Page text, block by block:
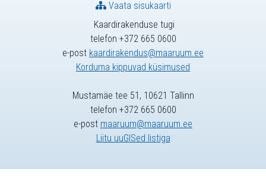
Kaardirakenduse tugi
telefon +372 665 0600
e-post kaardirakendus@maaruum.ee
Korduma kippuvad küsimused
Vaata sisukaarti
Mustamäe tee 51, 10621 Tallinn
telefon +372 665 0600
e-post maaruum@maaruum.ee
Liitu uuGISed listiga